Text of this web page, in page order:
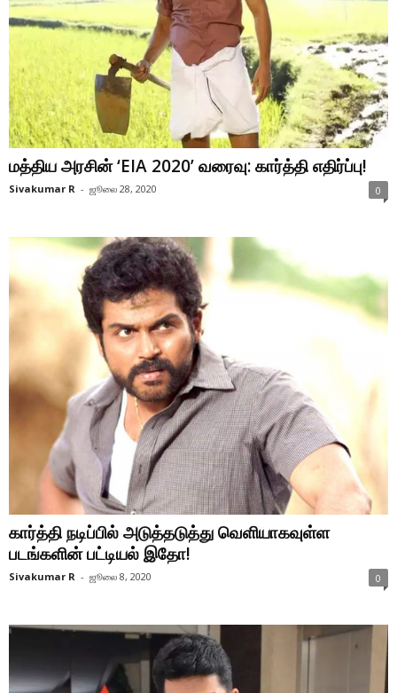
மத்திய அரசின் ‘EIA 2020’ வரைவு: கார்த்தி எதிர்ப்பு!
Sivakumar R - ஜூலை 28, 2020 0
கார்த்தி நடிப்பில் அடுத்தடுத்து வெளியாகவுள்ள
படங்களின் பட்டியல் இதோ!
Sivakumar R - ஜூலை 8, 2020 0